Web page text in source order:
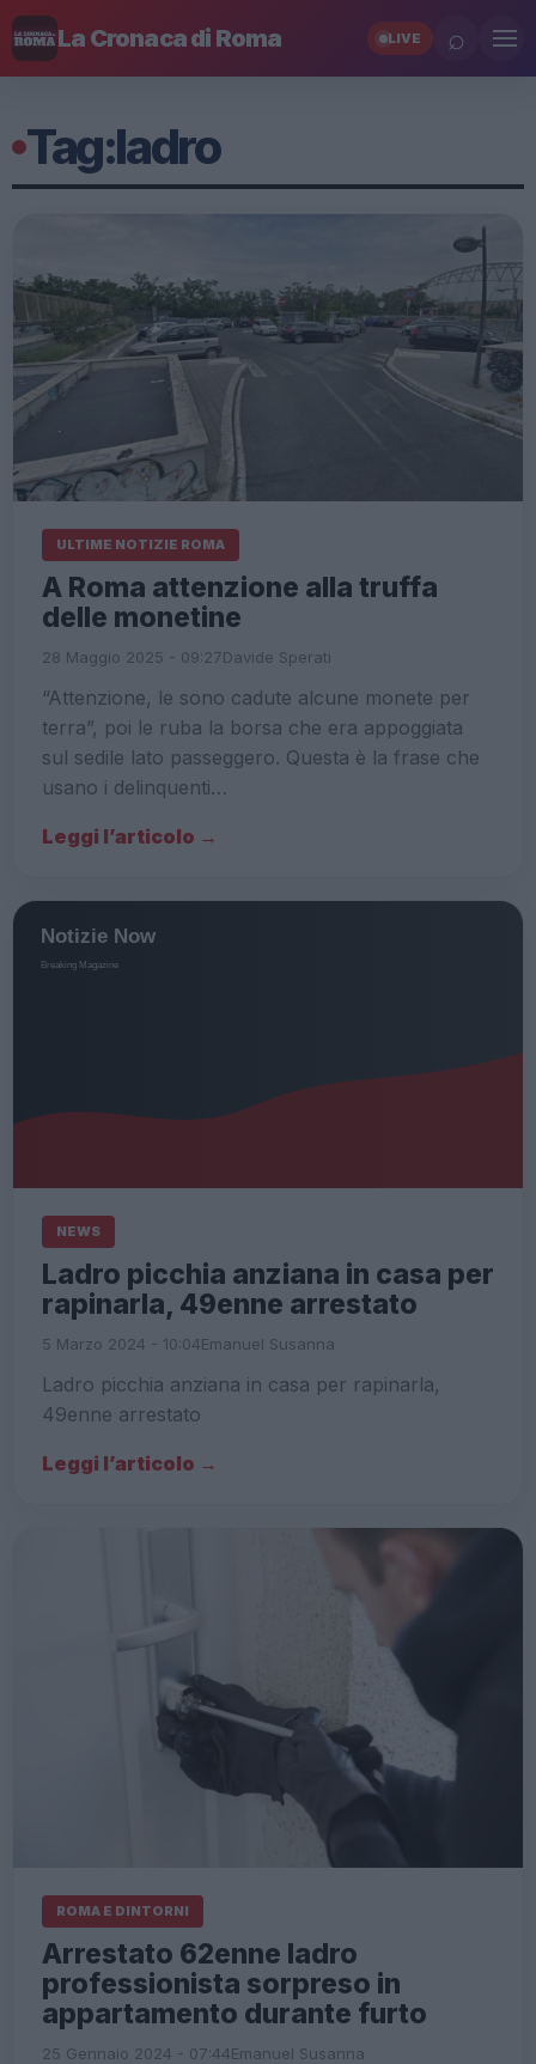
La Cronaca di Roma LIVE ⌕
Tag:ladro
ULTIME NOTIZIE ROMA
A Roma attenzione alla truffa
delle monetine
28 Maggio 2025 - 09:27Davide Sperati
“Attenzione, le sono cadute alcune monete per
terra”, poi le ruba la borsa che era appoggiata
sul sedile lato passeggero. Questa è la frase che
usano i delinquenti…
Leggi l’articolo →
NEWS
Ladro picchia anziana in casa per
rapinarla, 49enne arrestato
5 Marzo 2024 - 10:04Emanuel Susanna
Ladro picchia anziana in casa per rapinarla,
49enne arrestato
Leggi l’articolo →
ROMA E DINTORNI
Arrestato 62enne ladro
professionista sorpreso in
appartamento durante furto
25 Gennaio 2024 - 07:44Emanuel Susanna